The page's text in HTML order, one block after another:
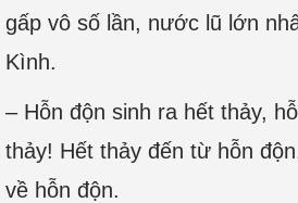
gấp vô số lần, nước lũ lớn
Kình.
– Hỗn độn sinh ra hết thảy,
thảy! Hết thảy đến từ hỗn
về hỗn độn.